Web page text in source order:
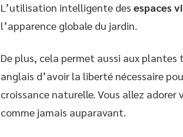
L’utilisation intelligente des espaces
l’apparence globale du jardin.
De plus, cela permet aussi aux plantes
anglais d’avoir la liberté nécessaire
croissance naturelle. Vous allez
comme jamais auparavant.